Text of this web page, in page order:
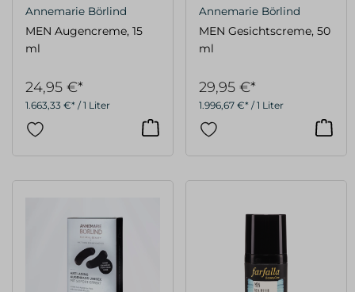
Annemarie Börlind
MEN Augencreme, 15
ml
1.663,33 €* / 1 Liter
24,95 €*
Annemarie Börlind
MEN Gesichtscreme, 50
ml
1.996,67 €* / 1 Liter
29,95 €*